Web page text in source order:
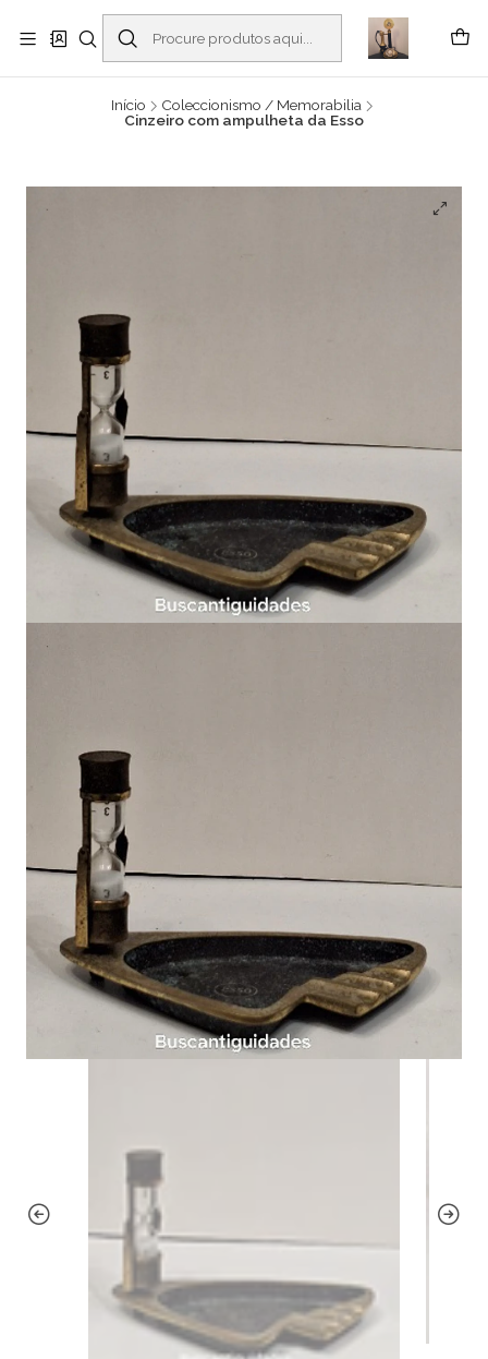
Buscantiguidades - Leilões. Colecionismo e antiguidades em Viana do
Castelo -
Ler mais
Início
Coleccionismo / Memorabilia
Cinzeiro com ampulheta da Esso